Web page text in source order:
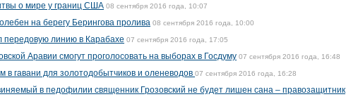
о мире у границ США 08 сентября 2016 года, 10:07
на берегу Берингова пролива 08 сентября 2016 года, 10:00
передовую линию в Карабахе 07 сентября 2016 года, 17:05
Аравии смогут проголосовать на выборах в Госдуму 07 сентября 2016 года, 16:48
в гавани для золотодобытчиков и оленеводов 07 сентября 2016 года, 16:28
в педофилии священник Грозовский не будет лишен сана – правозащитник